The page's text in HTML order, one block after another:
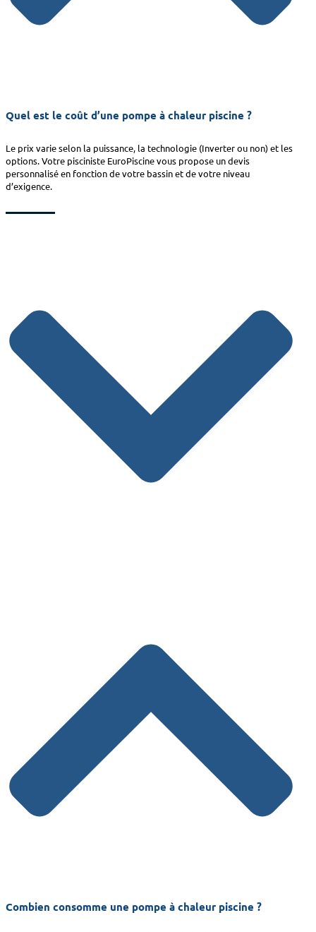
Quel est le coût d’une pompe à chaleur piscine ?
Le prix varie selon la puissance, la technologie (Inverter ou non) et les
options. Votre pisciniste EuroPiscine vous propose un devis
personnalisé en fonction de votre bassin et de votre niveau
d’exigence.
Combien consomme une pompe à chaleur piscine ?